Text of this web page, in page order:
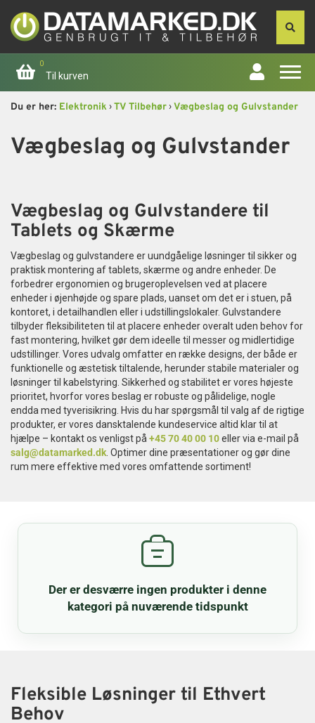
0
Til kurven
Apple
Skærme
Smartphone
Tablet
Tilbehør
Reparationer og RMA
Reservedele
B2B-Opkøb
Du er her: Elektronik›TV Tilbehør›Vægbeslag og Gulvstander
Vægbeslag og Gulvstander
Vægbeslag og Gulvstandere til
Tablets og Skærme
Vægbeslag og gulvstandere er uundgåelige løsninger til sikker og
praktisk montering af tablets, skærme og andre enheder. De
forbedrer ergonomien og brugeroplevelsen ved at placere
enheder i øjenhøjde og spare plads, uanset om det er i stuen, på
kontoret, i detailhandlen eller i udstillingslokaler. Gulvstandere
tilbyder fleksibiliteten til at placere enheder overalt uden behov for
fast montering, hvilket gør dem ideelle til messer og midlertidige
udstillinger. Vores udvalg omfatter en række designs, der både er
funktionelle og æstetisk tiltalende, herunder stabile materialer og
løsninger til kabelstyring. Sikkerhed og stabilitet er vores højeste
prioritet, hvorfor vores beslag er robuste og pålidelige, nogle
endda med tyverisikring. Hvis du har spørgsmål til valg af de rigtige
produkter, er vores dansktalende kundeservice altid klar til at
hjælpe – kontakt os venligst på +45 70 40 00 10eller via e-mail på
salg@datamarked.dk . Optimer dine præsentationer og gør dine
rum mere effektive med vores omfattende sortiment!
Der er desværre ingen produkter i denne
kategori på nuværende tidspunkt
Fleksible Løsninger til Ethvert
Behov